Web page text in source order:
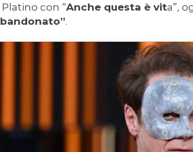
con “Anche questa è vita”,
.